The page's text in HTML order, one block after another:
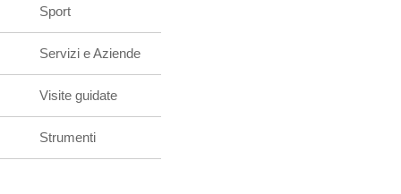
Sport
Servizi e Aziende
Visite guidate
Strumenti